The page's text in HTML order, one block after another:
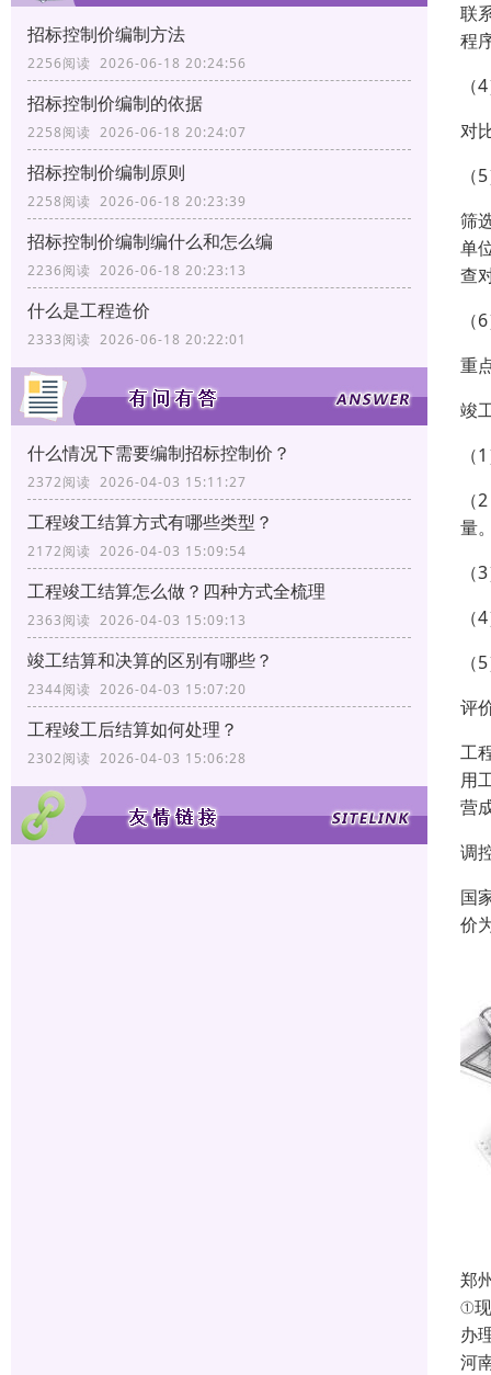
招标控制价编制方法
2256阅读 2026-06-18 20:24:56
招标控制价编制的依据
2258阅读 2026-06-18 20:24:07
招标控制价编制原则
2258阅读 2026-06-18 20:23:39
招标控制价编制编什么和怎么编
2236阅读 2026-06-18 20:23:13
什么是工程造价
2333阅读 2026-06-18 20:22:01
什么情况下需要编制招标控制价？
2372阅读 2026-04-03 15:11:27
工程竣工结算方式有哪些类型？
2172阅读 2026-04-03 15:09:54
工程竣工结算怎么做？四种方式全梳理
2363阅读 2026-04-03 15:09:13
竣工结算和决算的区别有哪些？
2344阅读 2026-04-03 15:07:20
工程竣工后结算如何处理？
2302阅读 2026-04-03 15:06:28
联
程
对
筛
单
查
重
竣
量
评
工
用
营
调
国
价
郑
①
办
河